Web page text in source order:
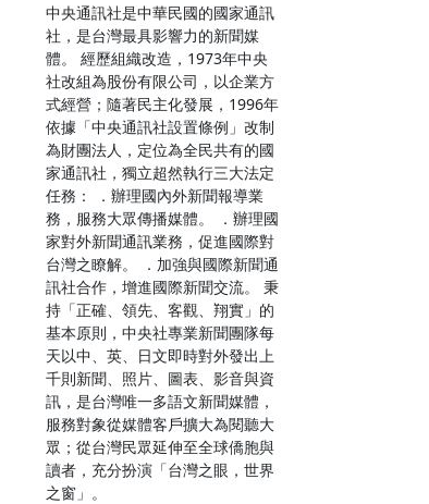
中央通訊社是中華民國的國家通訊
社，是台灣最具影響力的新聞媒
體。 經歷組織改造，1973年中央
社改組為股份有限公司，以企業方
式經營；隨著民主化發展，1996年
依據「中央通訊社設置條例」改制
為財團法人，定位為全民共有的國
家通訊社，獨立超然執行三大法定
任務： ．辦理國內外新聞報導業
務，服務大眾傳播媒體。 ．辦理國
家對外新聞通訊業務，促進國際對
台灣之瞭解。 ．加強與國際新聞通
訊社合作，增進國際新聞交流。 秉
持「正確、領先、客觀、翔實」的
基本原則，中央社專業新聞團隊每
天以中、英、日文即時對外發出上
千則新聞、照片、圖表、影音與資
訊，是台灣唯一多語文新聞媒體，
服務對象從媒體客戶擴大為閱聽大
眾；從台灣民眾延伸至全球僑胞與
讀者，充分扮演「台灣之眼，世界
之窗」。